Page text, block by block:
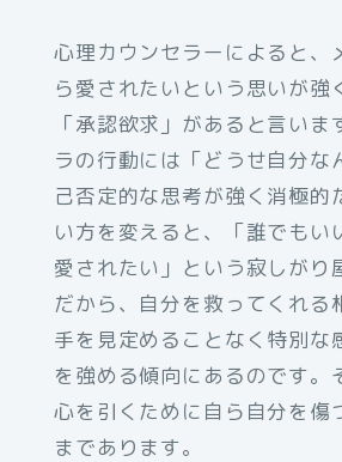
心理カウンセラーによると、
ら愛されたいという思いが強
「承認欲求」があると言い
ラの行動には「どうせ自分
己否定的な思考が強く消極的
い方を変えると、「誰でもい
愛されたい」という寂しがり
だから、自分を救ってくれる
手を見定めることなく特別な
を強める傾向にあるのです。
心を引くために自ら自分を傷
まであります。